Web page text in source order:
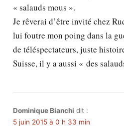
« salauds mous ».
Je rêverai d’être invité chez
lui foutre mon poing dans la
de téléspectateurs, juste
Suisse, il y a aussi « des
Dominique Bianchi dit :
5 juin 2015 à 0 h 33 min